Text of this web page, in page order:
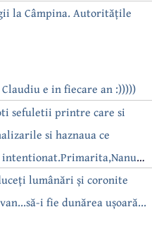
la Câmpina. Autoritățile
e in fiecare an :)))))
sefuletii printre care si
si haznaua ce
intentionat.Primarita,Nanu
o si pe Izabel Mitrea
lumânări și coronite
i fie dunărea ușoară...